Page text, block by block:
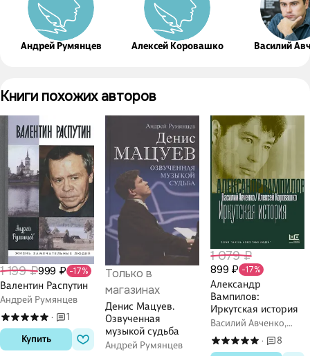
Андрей Румянцев Алексей Коровашко Василий
Книги похожих авторов
1 199 ₽999 ₽ -17%
Валентин Распутин
Андрей Румянцев
·
1
Купить
Только в
магазинах
Денис Мацуев.
Озвученная
музыкой судьба
Андрей Румянцев
1 079 ₽
899 ₽ -17%
Александр
Вампилов:
Иркутская история
Василий Авченко,
Алексей Коровашко
·
8